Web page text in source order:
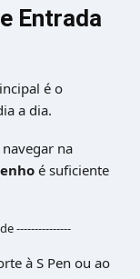
Entrada
é o
a dia.
navegar na
é suficiente
---------------
à S Pen ou ao